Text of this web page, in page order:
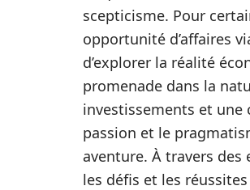
scepticisme. Pour
opportunité d’affaires
d’explorer la réalité
promenade dans la
investissements et une
passion et le
aventure. À travers
les défis et les